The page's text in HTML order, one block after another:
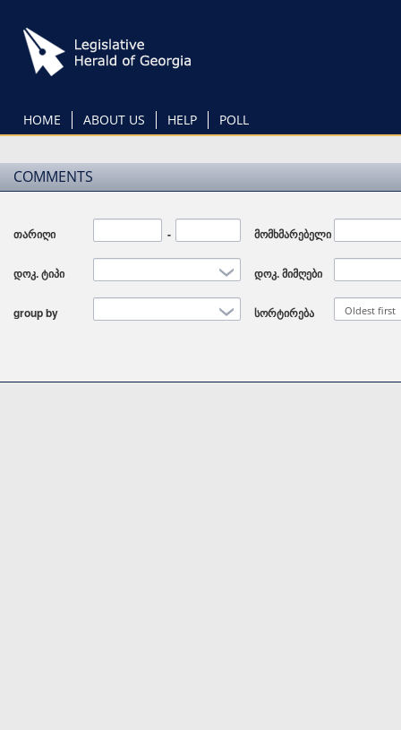
main
content
HOME ABOUT US HELP POLL
COMMENTS
თარიღი - მომხმარებელი
დოკ. ტიპი დოკ. მიმღები
group by სორტირება Oldest first